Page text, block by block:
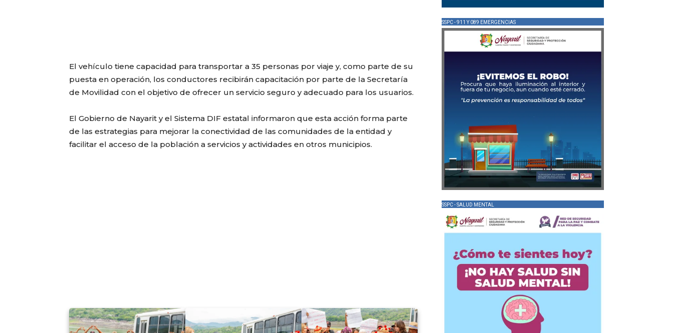
El vehículo tiene capacidad para transportar a 35 personas por viaje y, como parte de su
puesta en operación, los conductores recibirán capacitación por parte de la Secretaría
de Movilidad con el objetivo de ofrecer un servicio seguro y adecuado para los usuarios.
El Gobierno de Nayarit y el Sistema DIF estatal informaron que esta acción forma parte
de las estrategias para mejorar la conectividad de las comunidades de la entidad y
facilitar el acceso de la población a servicios y actividades en otros municipios.
SSPC - 911 Y 089 EMERGENCIAS
SSPC - SALUD MENTAL